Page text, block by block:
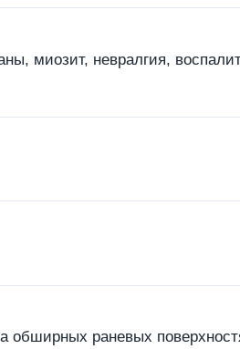
миозит, невралгия,
раневых